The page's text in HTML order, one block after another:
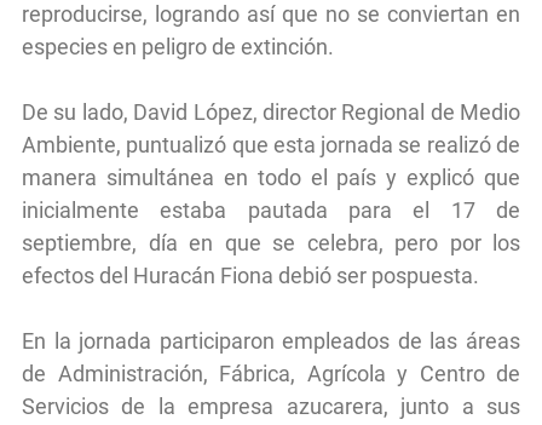
reproducirse, logrando así que no se conviertan en
especies en peligro de extinción.
De su lado, David López, director Regional de Medio
Ambiente, puntualizó que esta jornada se realizó de
manera simultánea en todo el país y explicó que
inicialmente estaba pautada para el 17 de
septiembre, día en que se celebra, pero por los
efectos del Huracán Fiona debió ser pospuesta.
En la jornada participaron empleados de las áreas
de Administración, Fábrica, Agrícola y Centro de
Servicios de la empresa azucarera, junto a sus